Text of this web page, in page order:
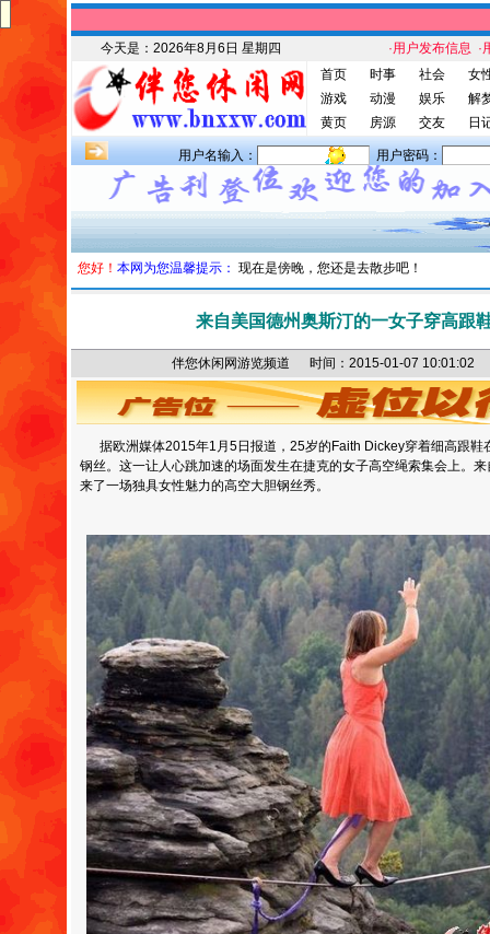
今天是： 2026年8月6日 星期四 ·用户发布信息 ·
首页
时事 社会
女
游戏
动漫 娱乐
解
黄页
房源 交友 日
用户名输入： 用户密码：
您好！ 本网为您温馨提示： 现在是傍晚，您还是去散步吧！
来自美国德州奥斯汀的一女子穿高跟
伴您休闲网游览频道 时间：2015-01-07
据欧洲媒体2015年1月5日报道，25岁的Faith Dickey穿着细高跟鞋
钢丝。这一让人心跳加速的场面发生在捷克的女子高空绳索集会上。
来了一场独具女性魅力的高空大胆钢丝秀。